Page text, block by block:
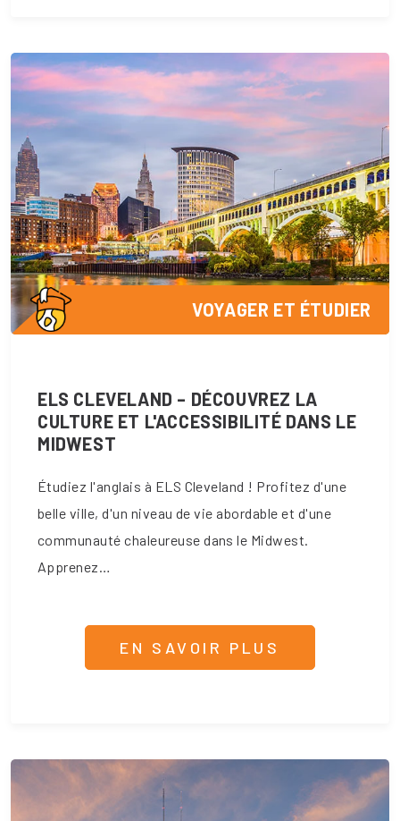
VOYAGER ET ÉTUDIER
ELS CLEVELAND – DÉCOUVREZ LA
CULTURE ET L'ACCESSIBILITÉ DANS LE
MIDWEST
Étudiez l'anglais à ELS Cleveland ! Profitez d'une
belle ville, d'un niveau de vie abordable et d'une
communauté chaleureuse dans le Midwest.
Apprenez…
EN SAVOIR PLUS